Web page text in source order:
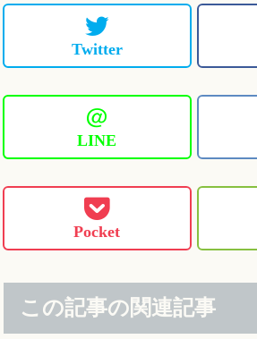
Twitter
＠
LINE
Pocket
この記事の関連記事